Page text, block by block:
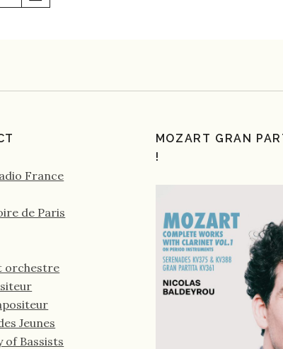
France
de Paris
orchestre
Jeunes
Bassists
MOZART GRAN
!